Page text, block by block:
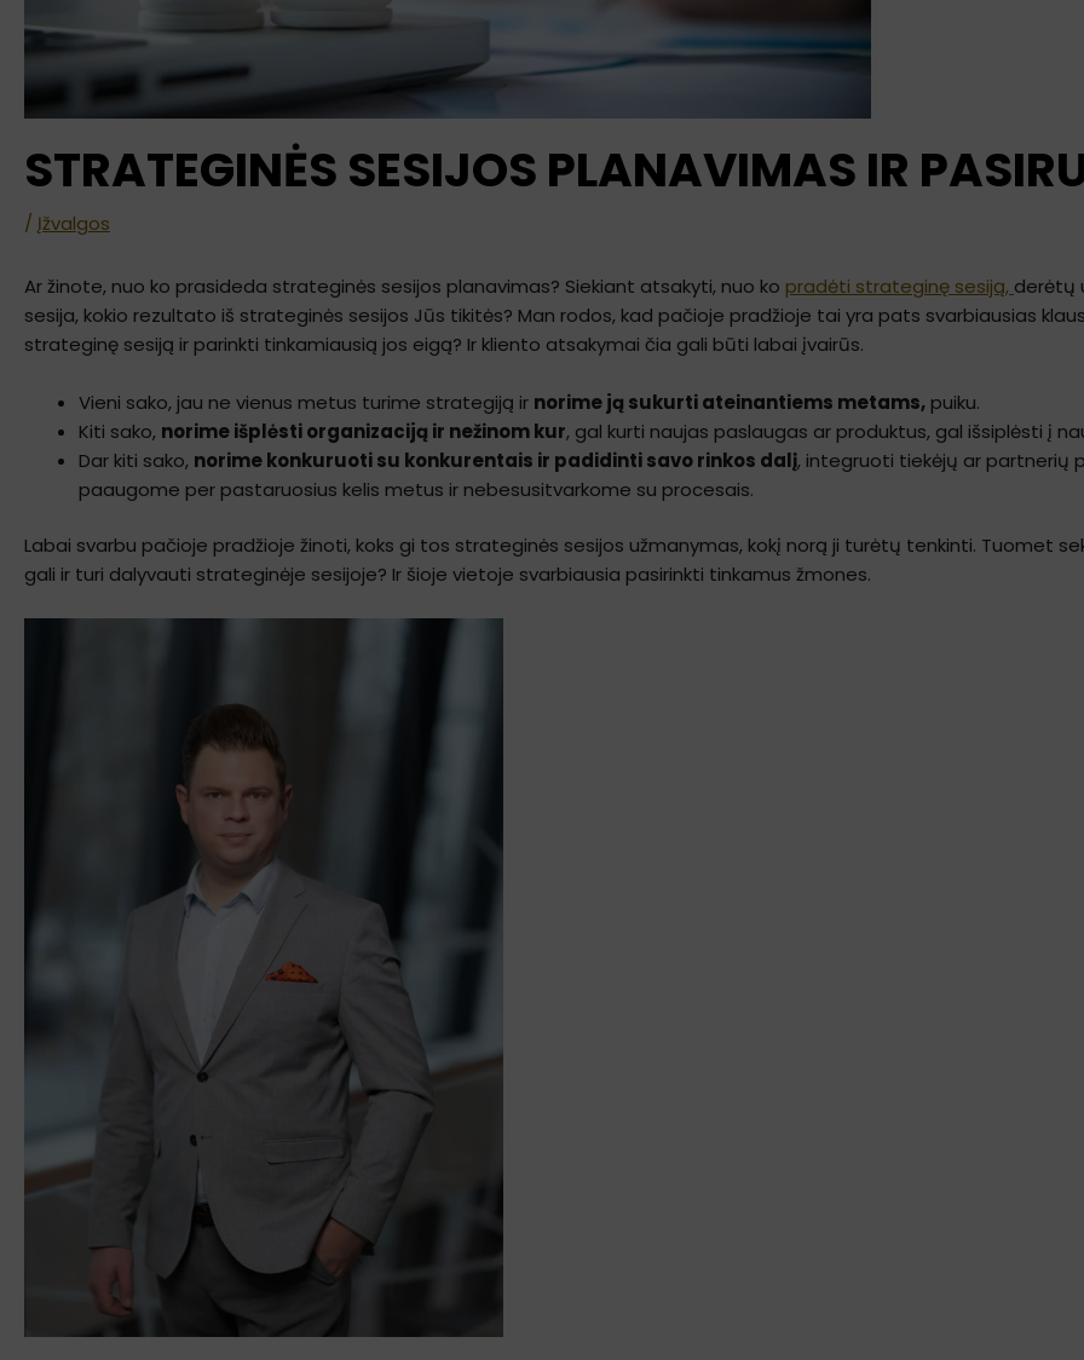
STRATEGINĖS SESIJOS PLANAVIMAS IR
/ Įžvalgos
Ar žinote, nuo ko prasideda strateginės sesijos planavimas? Siekiant atsakyti, nuo ko pradėti strateginę sesiją, derėtų
sesija, kokio rezultato iš strateginės sesijos Jūs tikitės? Man rodos, kad pačioje pradžioje tai yra pats svarbiausias
strateginę sesiją ir parinkti tinkamiausią jos eigą? Ir kliento atsakymai čia gali būti labai įvairūs.
Vieni sako, jau ne vienus metus turime strategiją ir norime ją sukurti ateinantiems metams, puiku.
Kiti sako, norime išplėsti organizaciją ir nežinom kur, gal kurti naujas paslaugas ar produktus, gal išsiplėsti į
Dar kiti sako, norime konkuruoti su konkurentais ir padidinti savo rinkos dalį, integruoti tiekėjų ar partnerių
paaugome per pastaruosius kelis metus ir nebesusitvarkome su procesais.
Labai svarbu pačioje pradžioje žinoti, koks gi tos strateginės sesijos užmanymas, kokį norą ji turėtų tenkinti. Tuomet
gali ir turi dalyvauti strateginėje sesijoje? Ir šioje vietoje svarbiausia pasirinkti tinkamus žmones.